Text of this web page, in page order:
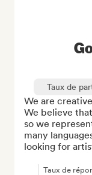
Taux de
We are
We believe
so we
many
looking for
Taux de